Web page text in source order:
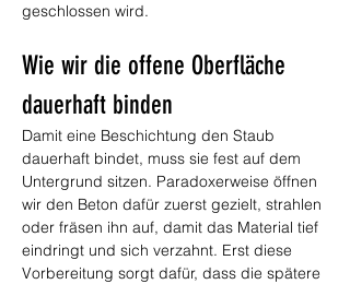
geschlossen wird.
Wie wir die offene Oberfläche
dauerhaft binden
Damit eine Beschichtung den Staub
dauerhaft bindet, muss sie fest auf dem
Untergrund sitzen. Paradoxerweise öffnen
wir den Beton dafür zuerst gezielt, strahlen
oder fräsen ihn auf, damit das Material tief
eindringt und sich verzahnt. Erst diese
Vorbereitung sorgt dafür, dass die spätere